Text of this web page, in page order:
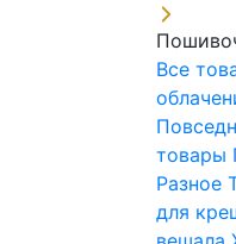
Все
товары
Разное
для